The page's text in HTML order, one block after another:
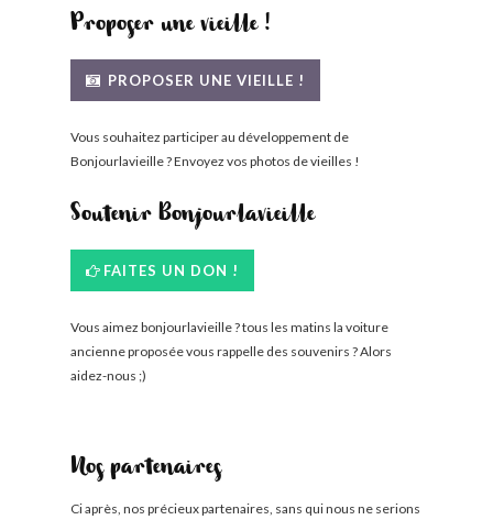
Proposer une vieille !
PROPOSER UNE VIEILLE !
Vous souhaitez participer au développement de
Bonjourlavieille ? Envoyez vos photos de vieilles !
Soutenir Bonjourlavieille
FAITES UN DON !
Vous aimez bonjourlavieille ? tous les matins la voiture
ancienne proposée vous rappelle des souvenirs ? Alors
aidez-nous ;)
Nos partenaires
Ci après, nos précieux partenaires, sans qui nous ne serions